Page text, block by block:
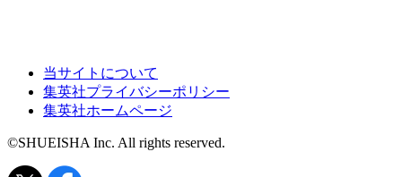
当サイトについて
集英社プライバシーポリシー
集英社ホームページ
©SHUEISHA Inc. All rights reserved.